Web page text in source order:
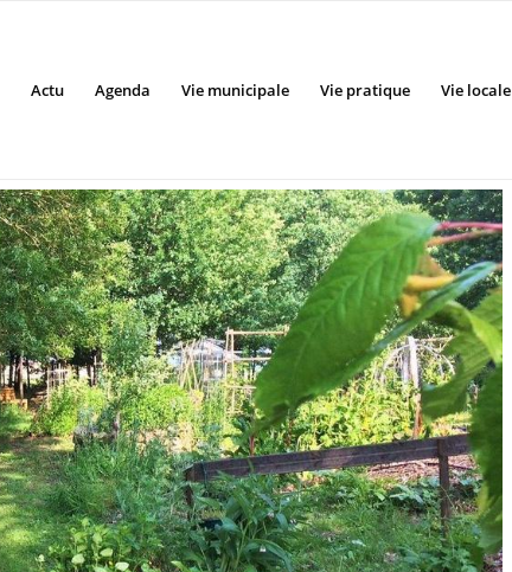
Actu Agenda Vie municipale Vie pratique Vie locale